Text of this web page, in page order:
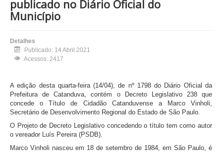
publicado no Diário Oficial do
Município
Detalhes
Publicado: 14 Abril 2021
Acessos: 2417
A edição desta quarta-feira (14/04), de nº 1798 do Diário Oficial da
Prefeitura de Catanduva, contém o Decreto Legislativo 238 que
concede o Título de Cidadão Catanduvense a Marco Vinholi,
Secretário de Desenvolvimento Regional do Estado de São Paulo.
O Projeto de Decreto Legislativo concedendo o título tem como autor
o vereador Luís Pereira (PSDB).
Marco Vinholi nasceu em 18 de setembro de 1984, em São Paulo, é